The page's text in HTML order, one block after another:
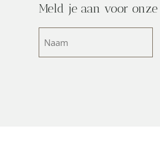
Meld je aan voor
(Vereist)